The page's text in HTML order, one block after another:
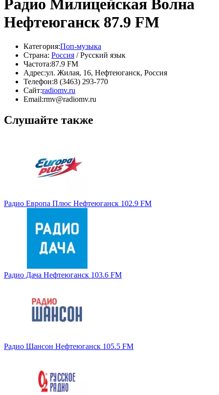
Радио Милицейская Волна
Нефтеюганск 87.9 FM
Категория:Поп-музыка
Страна: Россия / Русский язык
Частота:87.9 FM
Адрес:ул. Жилая, 16, Нефтеюганск, Россия
Телефон:8 (3463) 293-770
Сайт:radiomv.ru
Email:rmv@radiomv.ru
Слушайте также
Радио Европа Плюс Нефтеюганск 102.9 FM
Радио Дача Нефтеюганск 103.6 FM
Радио Шансон Нефтеюганск 105.5 FM